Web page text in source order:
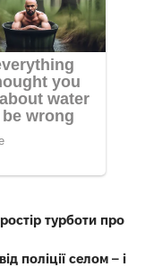
турботи про
поліції селом – і